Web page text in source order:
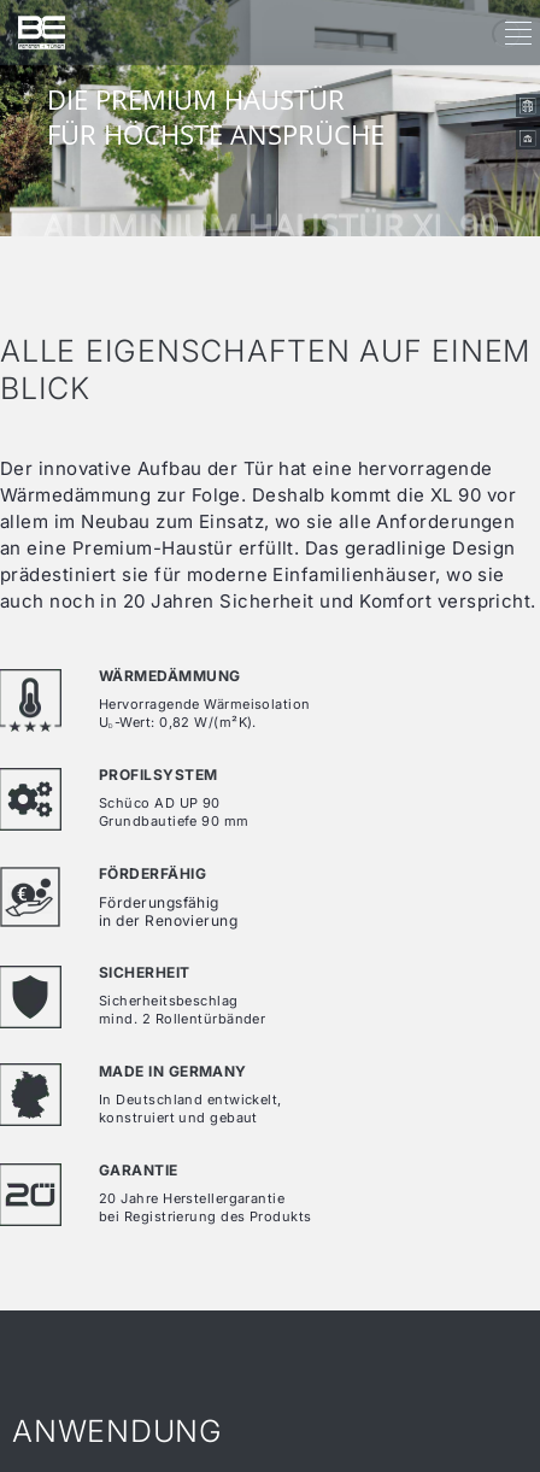
DIE PREMIUM HAUSTÜR
FÜR HÖCHSTE ANSPRÜCHE
DIE PREMIUM HAUSTÜR
FÜR HÖCHSTE ANSPRÜCHE
ALLE EIGENSCHAFTEN AUF EINEM
BLICK
Der innovative Aufbau der Tür hat eine hervorragende
Wärmedämmung zur Folge. Deshalb kommt die XL 90 vor
allem im Neubau zum Einsatz, wo sie alle Anforderungen
an eine Premium-Haustür erfüllt. Das geradlinige Design
prädestiniert sie für moderne Einfamilienhäuser, wo sie
auch noch in 20 Jahren Sicherheit und Komfort verspricht.
WÄRMEDÄMMUNG
Hervorragende Wärmeisolation
UD-Wert: 0,82 W/(m²K).
PROFILSYSTEM
Schüco AD UP 90
Grundbautiefe 90 mm
FÖRDERFÄHIG
Förderungsfähig
in der Renovierung
SICHERHEIT
Sicherheitsbeschlag
mind. 2 Rollentürbänder
MADE IN GERMANY
In Deutschland entwickelt,
konstruiert und gebaut
GARANTIE
20 Jahre Herstellergarantie
bei Registrierung des Produkts
ANWENDUNG